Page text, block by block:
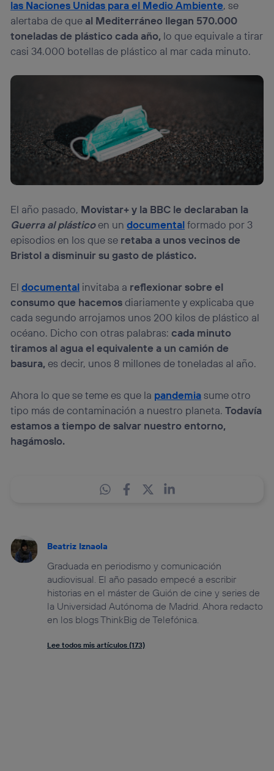
las Naciones Unidas para el Medio Ambiente, se
alertaba de que al Mediterráneo llegan 570.000
toneladas de plástico cada año, lo que equivale a tirar
casi 34.000 botellas de plástico al mar cada minuto.
El año pasado, Movistar+ y la BBC le declaraban la
Guerra al plásticoen undocumentalformado por 3
episodios en los que se retaba a unos vecinos de
Bristol a disminuir su gasto de plástico.
Eldocumental invitaba a reflexionar sobre el
consumo que hacemosdiariamente y explicaba que
cada segundo arrojamos unos 200 kilos de plástico al
océano. Dicho con otras palabras:cada minuto
tiramos al agua el equivalente a un camión de
basura,es decir, unos 8 millones de toneladas al año.
Ahora lo que se teme es que la pandemiasume otro
tipo más de contaminación a nuestro planeta.Todavía
estamos a tiempo de salvar nuestro entorno,
hagámoslo.
Beatriz Iznaola
Graduada en periodismo y comunicación
audiovisual. El año pasado empecé a escribir
historias en el máster de Guión de cine y series de
la Universidad Autónoma de Madrid. Ahora redacto
en los blogs ThinkBig de Telefónica.
Lee todos mis artículos (173)